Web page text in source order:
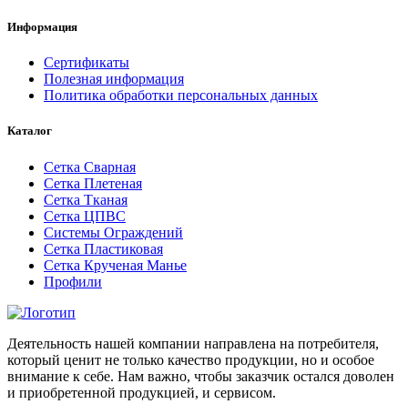
Информация
Сертификаты
Полезная информация
Политика обработки персональных данных
Каталог
Сетка Сварная
Сетка Плетеная
Сетка Тканая
Сетка ЦПВС
Системы Ограждений
Сетка Пластиковая
Сетка Крученая Манье
Профили
Деятельность нашей компании направлена на потребителя,
который ценит не только качество продукции, но и особое
внимание к себе. Нам важно, чтобы заказчик остался доволен
и приобретенной продукцией, и сервисом.